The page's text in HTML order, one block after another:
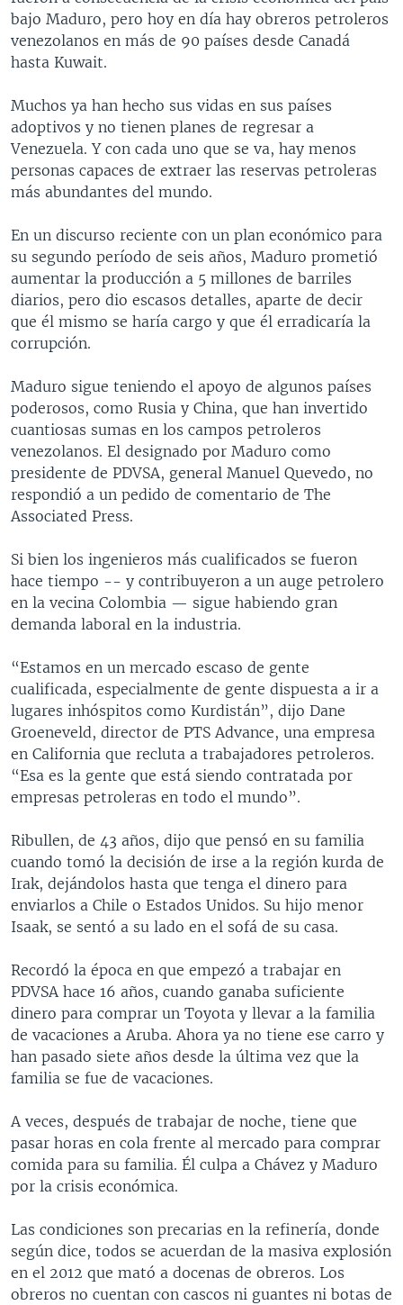
bajo Maduro, pero hoy en día hay obreros petroleros
venezolanos en más de 90 países desde Canadá
hasta Kuwait.
Muchos ya han hecho sus vidas en sus países
adoptivos y no tienen planes de regresar a
Venezuela. Y con cada uno que se va, hay menos
personas capaces de extraer las reservas petroleras
más abundantes del mundo.
En un discurso reciente con un plan económico para
su segundo período de seis años, Maduro prometió
aumentar la producción a 5 millones de barriles
diarios, pero dio escasos detalles, aparte de decir
que él mismo se haría cargo y que él erradicaría la
corrupción.
Maduro sigue teniendo el apoyo de algunos países
poderosos, como Rusia y China, que han invertido
cuantiosas sumas en los campos petroleros
venezolanos. El designado por Maduro como
presidente de PDVSA, general Manuel Quevedo, no
respondió a un pedido de comentario de The
Associated Press.
Si bien los ingenieros más cualificados se fueron
hace tiempo -- y contribuyeron a un auge petrolero
en la vecina Colombia — sigue habiendo gran
demanda laboral en la industria.
“Estamos en un mercado escaso de gente
cualificada, especialmente de gente dispuesta a ir a
lugares inhóspitos como Kurdistán”, dijo Dane
Groeneveld, director de PTS Advance, una empresa
en California que recluta a trabajadores petroleros.
“Esa es la gente que está siendo contratada por
empresas petroleras en todo el mundo”.
Ribullen, de 43 años, dijo que pensó en su familia
cuando tomó la decisión de irse a la región kurda de
Irak, dejándolos hasta que tenga el dinero para
enviarlos a Chile o Estados Unidos. Su hijo menor
Isaak, se sentó a su lado en el sofá de su casa.
Recordó la época en que empezó a trabajar en
PDVSA hace 16 años, cuando ganaba suficiente
dinero para comprar un Toyota y llevar a la familia
de vacaciones a Aruba. Ahora ya no tiene ese carro y
han pasado siete años desde la última vez que la
familia se fue de vacaciones.
A veces, después de trabajar de noche, tiene que
pasar horas en cola frente al mercado para comprar
comida para su familia. Él culpa a Chávez y Maduro
por la crisis económica.
Las condiciones son precarias en la refinería, donde
según dice, todos se acuerdan de la masiva explosión
en el 2012 que mató a docenas de obreros. Los
obreros no cuentan con cascos ni guantes ni botas de